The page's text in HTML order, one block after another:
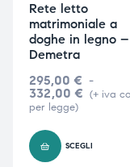
Rete letto
matrimoniale a
doghe in legno –
Demetra
295,00 € -
332,00 € (+ iva
per legge)
SCEGLI